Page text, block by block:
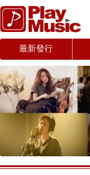
最新發行